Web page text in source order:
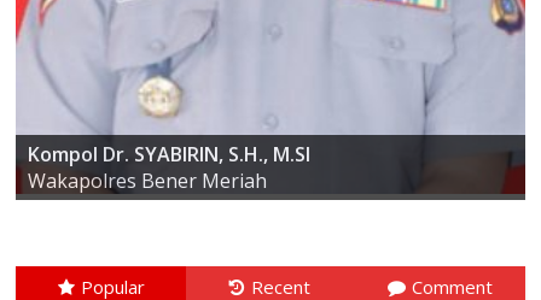
AKBP ARIS CAI DWI SUSANTO S.I.K., M.I.K
Kapolres Bener Meriah
Kompol Dr. SYABIRIN, S.H., M.SI
Wakapolres Bener Meriah
Popular Recent Comment